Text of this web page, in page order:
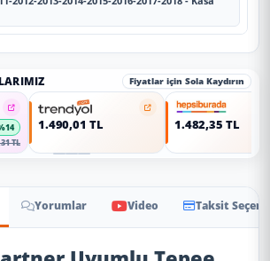
Fiyatlar için Sola Kaydırın
TL
1.490,01 TL 1.482,35 TL
Yorumlar Video Taksit